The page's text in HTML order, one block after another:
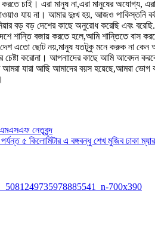
চাই। এরা মানুষ না,এরা মানুষের অযোগ্য,
যায় না। আমার দুঃখ হয়, আজও পাকিস্তনি
বড় বড় দেশের কাছে অনুরোধ করেছি এবং
শান্তি বজায় করতে হলে,আমি শান্তিতে বাস
এতো ছোট নয়,মানুষ যতটুকু মনে করুক না কেন
চেষ্টা করোনা। আপনাাদের কাছে আমি আবেদন
আমরা যারা আছি আমাদের বয়স হয়েছে,আমরা
নেতৃবৃন্দ
৫ কিলোমিটার এ বঙ্গবন্ধু শেখ মুজিব ঢাকা